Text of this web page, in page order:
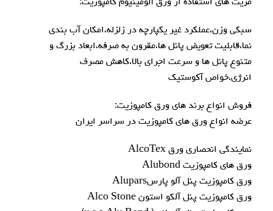
مزیت های استفاده از ورق آلومینیوم کامپوزیت:
سبکی وزن،عملکرد غیر یکپارچه در زلزله،امکان آب بندی
نما،قابلیت تعویض پانل ها،مقرون به صرفه،ابعاد بزرگ و
متنوع پانل ها و سرعت اجرای بالا،کاهش مصرف
انرژی،خواص آکوستیک
فروش انواع برند های ورق کامپوزیت:
عرضه انواع ورق های کامپوزیت در سراسر ایران
نمایندگی انحصاری ورق AlcoTex
ورق هاي کامپوزيت Alubond
ورق کامپوزيت پنل آلو پارسAlupars
ورق کامپوزيت پنل آلکو استون Alco Stone